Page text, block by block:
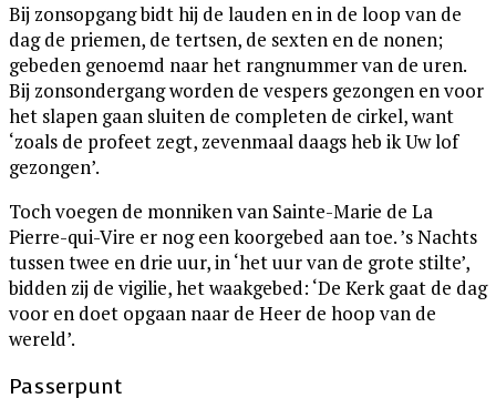
Bij zonsopgang bidt hij de lauden en in de loop van de
dag de priemen, de tertsen, de sexten en de nonen;
gebeden genoemd naar het rangnummer van de uren.
Bij zonsondergang worden de vespers gezongen en voor
het slapen gaan sluiten de completen de cirkel, want
‘zoals de profeet zegt, zevenmaal daags heb ik Uw lof
gezongen’.
Toch voegen de monniken van Sainte-Marie de La
Pierre-qui-Vire er nog een koorgebed aan toe. ’s Nachts
tussen twee en drie uur, in ‘het uur van de grote stilte’,
bidden zij de vigilie, het waakgebed: ‘De Kerk gaat de dag
voor en doet opgaan naar de Heer de hoop van de
wereld’.
Passerpunt